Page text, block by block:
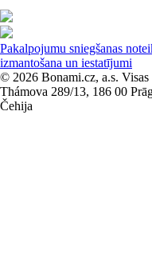
Pakalpojumu sniegšanas
izmantošana un iestatījumi
© 2026 Bonami.cz, a.s. Visas
Thámova 289/13, 186 00
Čehija